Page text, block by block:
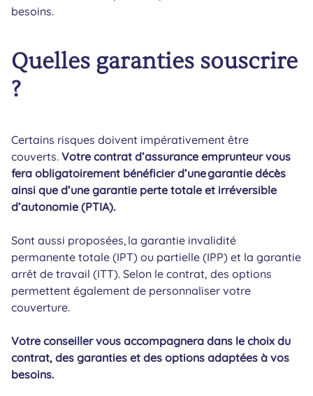
besoins.
Quelles garanties souscrire
?
Certains risques doivent impérativement être
couverts. Votre contrat d’assurance emprunteur vous
fera obligatoirement bénéficier d’une garantie décès
ainsi que d’une garantie perte totale et irréversible
d’autonomie (PTIA).
Sont aussi proposées, la garantie invalidité
permanente totale (IPT) ou partielle (IPP) et la garantie
arrêt de travail (ITT). Selon le contrat, des options
permettent également de personnaliser votre
couverture.
Votre conseiller vous accompagnera dans le choix du
contrat, des garanties et des options adaptées à vos
besoins.